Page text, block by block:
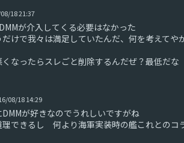
18 21:37
が介入してくる必要はなかった
だけで我々は満足していたんだ、何を考えてや
くなったらスレごと削除するんだぜ？最低だな
08/18 14:29
が好きなのでうれしいですがね
理できるし 何より海軍実装時の艦これとのコ